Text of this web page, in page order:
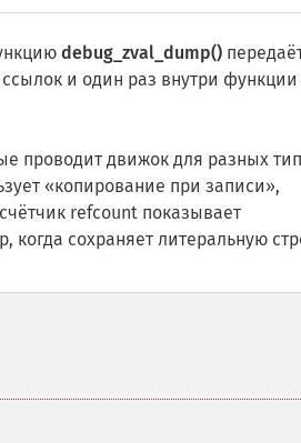
debug_zval_dump()
и один раз внутри функции
проводит движок для разных
«копирование при записи»,
refcount показывает
сохраняет литеральную